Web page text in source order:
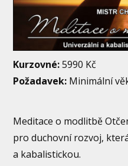
Kurzovné:5990 Kč
Požadavek: Minimální
Meditace o modlitbě
pro duchovní rozvoj,
a kabalistickou.